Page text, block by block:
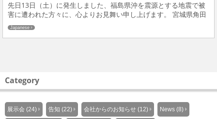
先日13日（土）に発生しました、福島県沖を震源とする地震で被
害に遭われた方々に、心よりお見舞い申し上げます。 宮城県角田
市の弊社工場では、特に大きな損害は出ておりません。現在、設
備の精度チェックを進めており、随時生産を開始しております。
Japanese
Category
展示会 (24) 告知 (22) 会社からのお知らせ (12) News (8)